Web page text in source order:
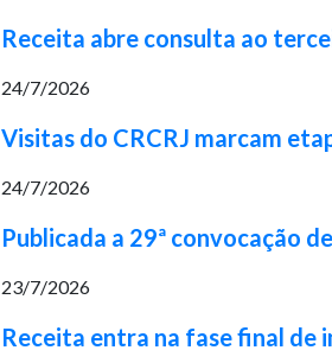
Receita abre consulta ao
24/7/2026
Visitas do CRCRJ marcam
24/7/2026
Publicada a 29ª convocação
23/7/2026
Receita entra na fase final de